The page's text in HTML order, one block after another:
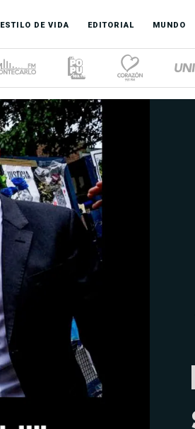
ESTILO DE VIDA EDITORIAL MUNDO